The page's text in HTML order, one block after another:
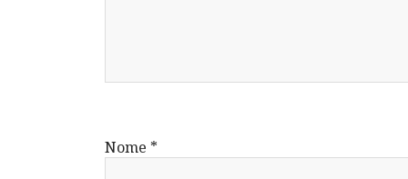
Nome *